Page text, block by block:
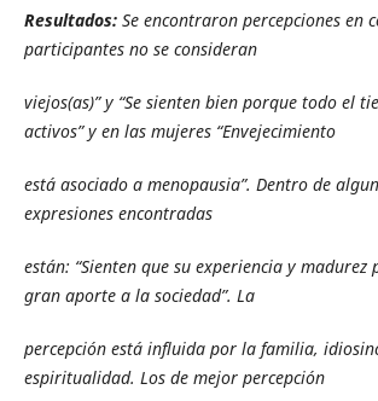
Resultados: Se encontraron percepciones en
participantes no se consideran
viejos(as)” y “Se sienten bien porque todo el
activos” y en las mujeres “Envejecimiento
está asociado a menopausia”. Dentro de
expresiones encontradas
están: “Sienten que su experiencia y madurez
gran aporte a la sociedad”. La
percepción está influida por la familia,
espiritualidad. Los de mejor percepción